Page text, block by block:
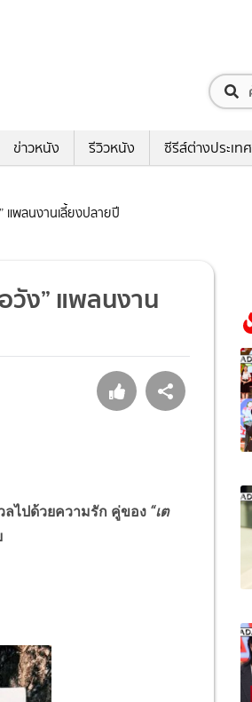
ข่าวหนัง รีวิวหนัง ซีรีส์ต่างประเทศ
แพลนงานเลี้ยงปลายปี
วัง” แพลนงาน
ไปด้วยความรัก คู่ของ “เต